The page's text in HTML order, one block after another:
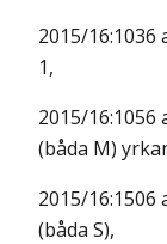
2015/16:1036
1,
2015/16:1056
(båda M)
2015/16:1506
(båda S),